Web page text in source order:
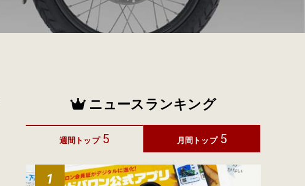
ニュースランキング
週間トップ 5 月間トップ 5